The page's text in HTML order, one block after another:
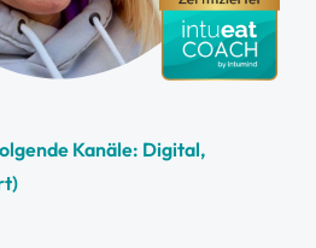
Kanäle: Digital,